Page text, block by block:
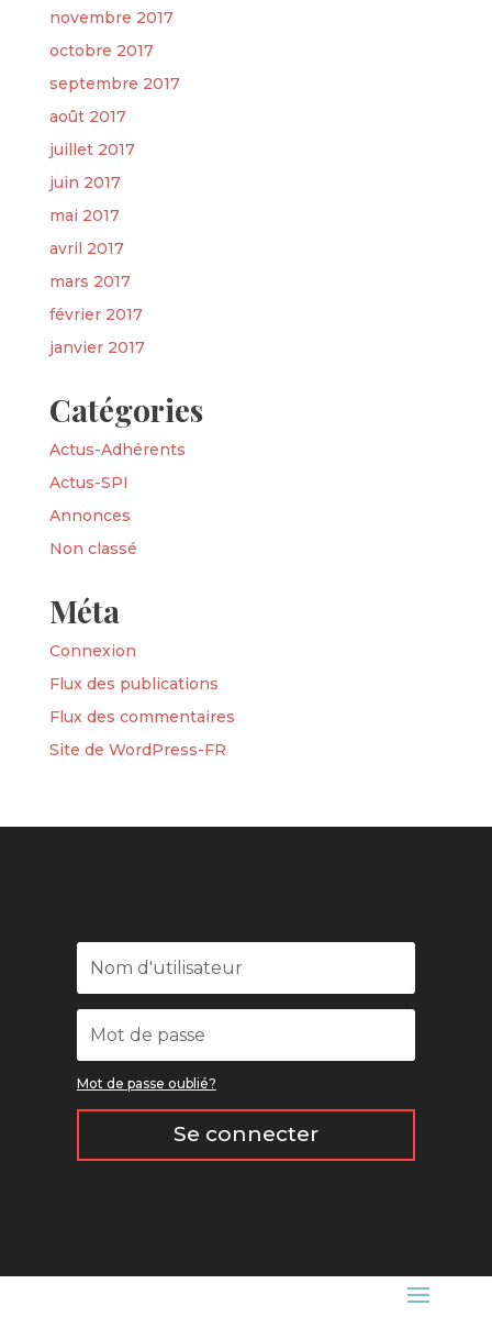
novembre 2017
octobre 2017
septembre 2017
août 2017
juillet 2017
juin 2017
mai 2017
avril 2017
mars 2017
février 2017
janvier 2017
Catégories
Actus-Adhérents
Actus-SPI
Annonces
Non classé
Méta
Connexion
Flux des publications
Flux des commentaires
Site de WordPress-FR
Mot de passe oublié?
Se connecter